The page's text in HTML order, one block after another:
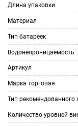
Длина упаковки
Материал
Тип батареек
Водонепроницаемость
Артикул
Марка торговая
Тип рекомендованного
Количество уровней